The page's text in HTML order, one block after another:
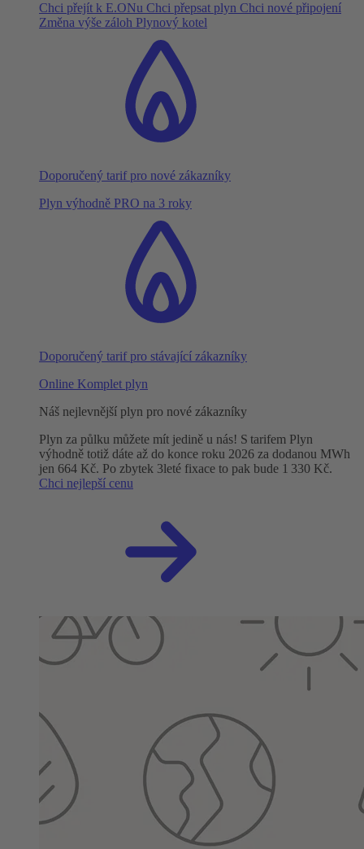
Chci přejít k E.ONu Chci přepsat plyn Chci nové připojení
Změna výše záloh Plynový kotel
Doporučený tarif pro nové zákazníky
Plyn výhodně PRO na 3 roky
Doporučený tarif pro stávající zákazníky
Online Komplet plyn
Náš nejlevnější plyn pro nové zákazníky
Plyn za půlku můžete mít jedině u nás! S tarifem Plyn
výhodně totiž dáte až do konce roku 2026 za dodanou MWh
jen 664 Kč. Po zbytek 3leté fixace to pak bude 1 330 Kč.
Chci nejlepší cenu